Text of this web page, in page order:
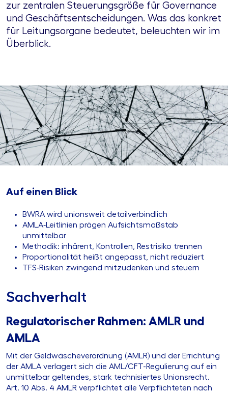
zur zentralen Steuerungsgröße für Governance
und Geschäftsentscheidungen. Was das konkret
für Leitungsorgane bedeutet, beleuchten wir im
Überblick.
Auf einen Blick
BWRA wird unionsweit detailverbindlich
AMLA‑Leitlinien prägen Aufsichtsmaßstab
unmittelbar
Methodik: inhärent, Kontrollen, Restrisiko trennen
Proportionalität heißt angepasst, nicht reduziert
TFS‑Risiken zwingend mitzudenken und steuern
Sachverhalt
Regulatorischer Rahmen: AMLR und
AMLA
Mit der Geldwäscheverordnung (AMLR) und der Errichtung
der AMLA verlagert sich die AML/CFT-Regulierung auf ein
unmittelbar geltendes, stark technisiertes Unionsrecht.
Art. 10 Abs. 4 AMLR verpflichtet alle Verpflichteten nach